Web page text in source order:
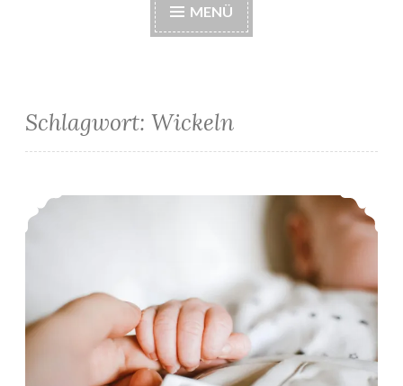
MENÜ
Schlagwort: Wickeln
Die erste Woche als Solomama: erhöhter Bilirubinwert!